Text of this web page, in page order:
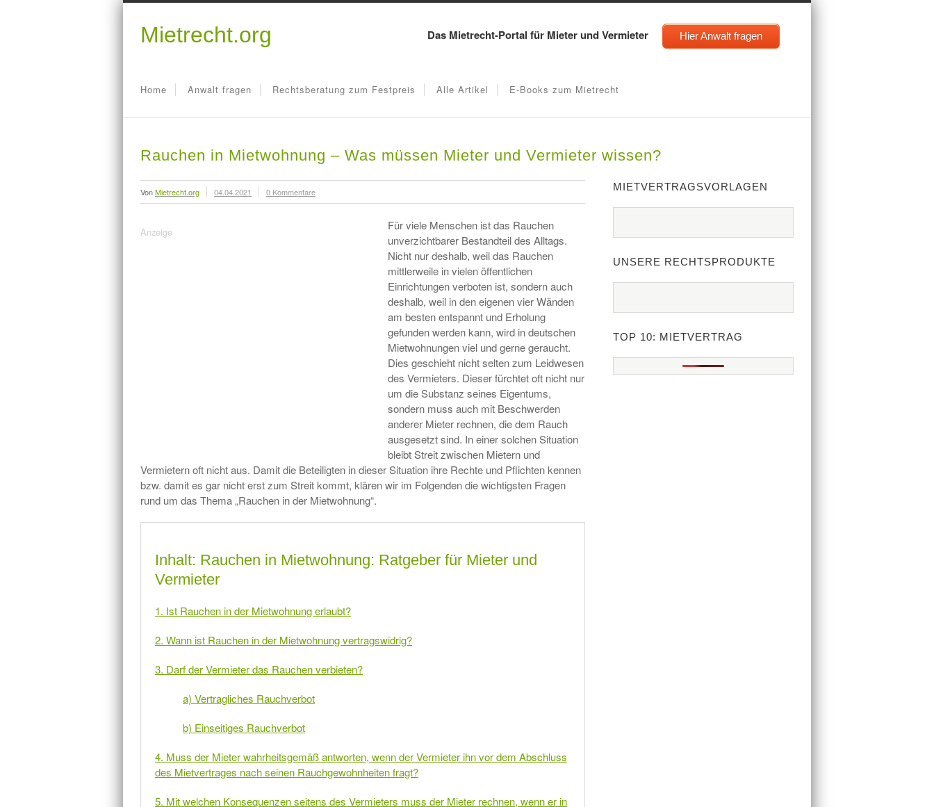
Mietrecht.org Das Mietrecht-Portal für Mieter und Vermieter Hier Anwalt fragen
Home Anwalt fragen Rechtsberatung zum Festpreis Alle Artikel E-Books zum Mietrecht
Rauchen in Mietwohnung – Was müssen Mieter und Vermieter wissen?
VonMietrecht.org 04.04.2021 0 Kommentare
Für viele Menschen ist das Rauchen
unverzichtbarer Bestandteil des Alltags.
Nicht nur deshalb, weil das Rauchen
mittlerweile in vielen öffentlichen
Einrichtungen verboten ist, sondern auch
deshalb, weil in den eigenen vier Wänden
am besten entspannt und Erholung
gefunden werden kann, wird in deutschen
Mietwohnungen viel und gerne geraucht.
Dies geschieht nicht selten zum Leidwesen
des Vermieters. Dieser fürchtet oft nicht nur
um die Substanz seines Eigentums,
sondern muss auch mit Beschwerden
anderer Mieter rechnen, die dem Rauch
ausgesetzt sind. In einer solchen Situation
bleibt Streit zwischen Mietern und
Vermietern oft nicht aus. Damit die Beteiligten in dieser Situation ihre Rechte und Pflichten kennen
bzw. damit es gar nicht erst zum Streit kommt, klären wir im Folgenden die wichtigsten Fragen
rund um das Thema „Rauchen in der Mietwohnung“.
Inhalt: Rauchen in Mietwohnung: Ratgeber für Mieter und
Vermieter
1. Ist Rauchen in der Mietwohnung erlaubt?
2. Wann ist Rauchen in der Mietwohnung vertragswidrig?
3. Darf der Vermieter das Rauchen verbieten?
a) Vertragliches Rauchverbot
b) Einseitiges Rauchverbot
4. Muss der Mieter wahrheitsgemäß antworten, wenn der Vermieter ihn vor dem Abschluss
des Mietvertrages nach seinen Rauchgewohnheiten fragt?
5. Mit welchen Konsequenzen seitens des Vermieters muss der Mieter rechnen, wenn er in
MIETVERTRAGSVORLAGEN
UNSERE RECHTSPRODUKTE
TOP 10: MIETVERTRAG